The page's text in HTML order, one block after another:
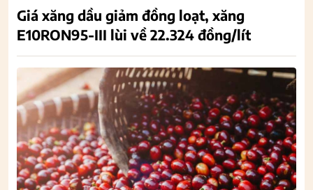
Giá xăng dầu giảm đồng loạt, xăng
E10RON95-III lùi về 22.324 đồng/lít